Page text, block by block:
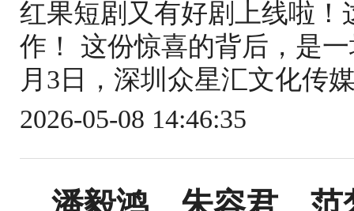
红果短剧又有好剧上线啦！
作！ 这份惊喜的背后，是
月3日，深圳众星汇文化传
2026-05-08 14:46:35